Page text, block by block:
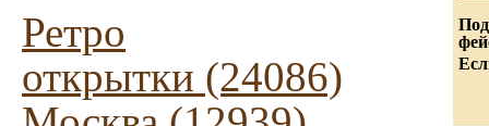
Ретро
открытки (24086)